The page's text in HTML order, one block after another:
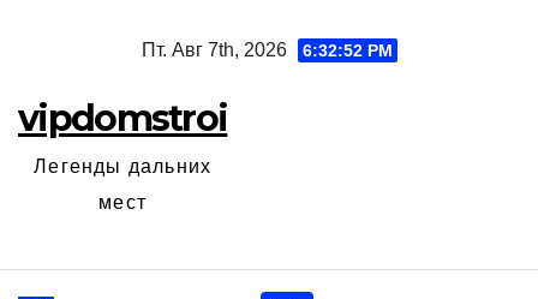
Пт. Авг 7th, 2026 6:32:53 PM
vipdomstroi
Легенды дальних
мест